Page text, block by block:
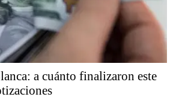
a cuánto finalizaron este